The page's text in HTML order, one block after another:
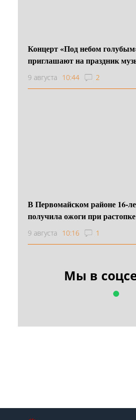
Концерт «Под небом
приглашают на праздник
9 августа 10:44 2
В Первомайском районе
получила ожоги при
9 августа 10:16 1
Мы в